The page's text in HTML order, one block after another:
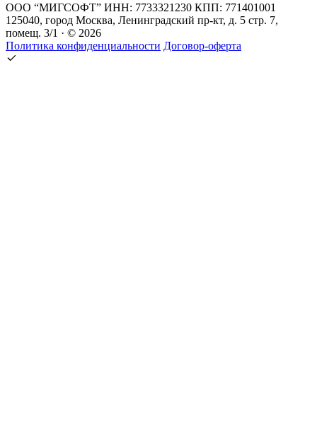
ООО “МИГСОФТ” ИНН: 7733321230 КПП: 771401001
125040, город Москва, Ленинградский пр-кт, д. 5 стр. 7,
помещ. 3/1 · © 2026
Политика конфиденциальности Договор-оферта